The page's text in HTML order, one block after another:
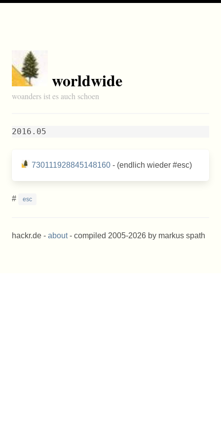
worldwide
woanders ist es auch schoen
2016.05
730111928845148160 - (endlich wieder #esc)
# esc
hackr.de - about- compiled 2005-2026 by markus spath